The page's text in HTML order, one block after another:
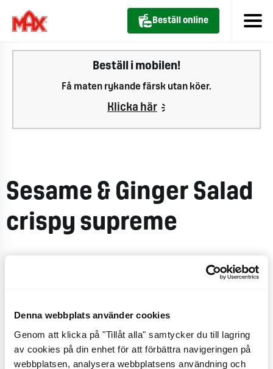
Denna webbplats använder cookies
Genom att klicka på "Tillåt alla" samtycker du till lagring
av cookies på din enhet för att förbättra navigeringen på
webbplatsen, analysera webbplatsens användning och
Beställ online
Beställ i mobilen!
Få maten rykande färsk utan köer.
Klicka här
Sesame & Ginger Salad
crispy supreme
Näringsinformation